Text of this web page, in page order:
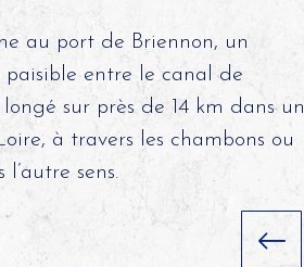
au port de Briennon, un
paisible entre le canal de
sur près de 14 km dans un
à travers les chambons ou
l’autre sens.